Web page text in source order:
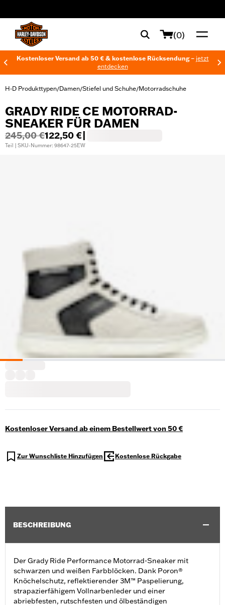
(0)
Kostenloser Versand ab 50 € & kostenlose Rücksendung – jetzt
entdecken
H-D Produkttypen/Damen/Stiefel und Schuhe/Motorradschuhe
GRADY RIDE CE MOTORRAD-
SNEAKER FÜR DAMEN
245,00 €122,50 €
Teil | SKU-Nummer: 98647-25EW
Kostenloser Versand ab einem Bestellwert von 50 €
Zur Wunschliste Hinzufügen Kostenlose Rückgabe
BESCHREIBUNG
Der Grady Ride Performance Motorrad-Sneaker mit
schwarzen und weißen Farbblöcken. Dank Poron®
Knöchelschutz, reflektierender 3M™ Paspelierung,
strapazierfähigem Vollnarbenleder und einer
abriebfesten, rutschfesten und ölbeständigen